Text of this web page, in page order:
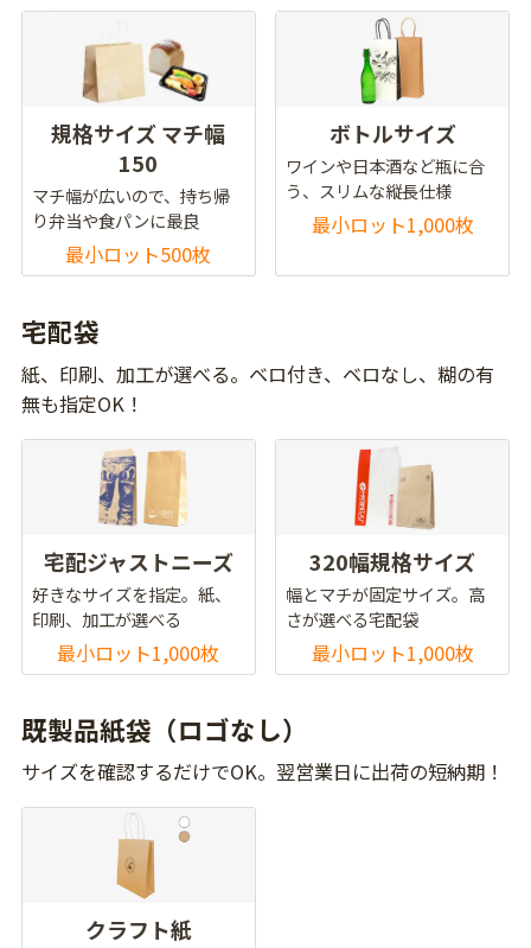
規格サイズ マチ幅
150
マチ幅が広いので、持ち帰
り弁当や食パンに最良
最小ロット500枚
ボトルサイズ
ワインや日本酒など瓶に合
う、スリムな縦長仕様
最小ロット1,000枚
宅配袋
紙、印刷、加工が選べる。ベロ付き、ベロなし、糊の有
無も指定OK！
宅配ジャストニーズ
好きなサイズを指定。紙、
印刷、加工が選べる
最小ロット1,000枚
320幅規格サイズ
幅とマチが固定サイズ。高
さが選べる宅配袋
最小ロット1,000枚
既製品紙袋（ロゴなし）
サイズを確認するだけでOK。翌営業日に出荷の短納期！
クラフト紙